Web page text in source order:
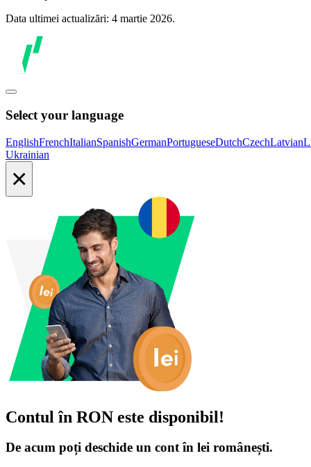
Data ultimei actualizări: 4 martie 2026.
Select your language
EnglishFrenchItalianSpanishGermanPortugueseDutchCzechLatvian
Ukrainian
×
Contul în RON este disponibil!
De acum poți deschide un cont în lei românești.